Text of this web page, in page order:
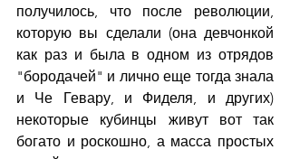
получилось, что после революции,
которую вы сделали (она девчонкой
как раз и была в одном из отрядов
"бородачей" и лично еще тогда знала
и Че Гевару, и Фиделя, и других)
некоторые кубинцы живут вот так
богато и роскошно, а масса простых